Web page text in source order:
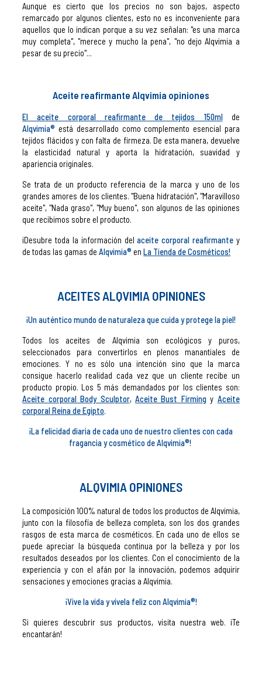
Aunque es cierto que los precios no son bajos, aspecto
remarcado por algunos clientes, esto no es inconveniente para
aquellos que lo indican porque a su vez señalan: "es una marca
muy completa", "merece y mucho la pena", "no dejo Alqvimia a
pesar de su precio"...
Aceite reafirmante Alqvimia opiniones
El aceite corporal reafirmante de tejidos 150mlde
Alqvimia® está desarrollado como complemento esencial para
tejidos flácidos y con falta de firmeza. De esta manera, devuelve
la elasticidad natural y aporta la hidratación, suavidad y
apariencia originales.
Se trata de un producto referencia de la marca y uno de los
grandes amores de los clientes. "Buena hidratación", "Maravilloso
aceite", "Nada graso", "Muy bueno", son algunos de las opiniones
que recibimos sobre el producto.
¡Desubre toda la información delaceite corporal reafirmantey
de todas las gamas deAlqvimia® enLa Tienda de Cosméticos!
ACEITES ALQVIMIA OPINIONES
¡Un auténtico mundo de naturaleza que cuida y protege la piel!
Todos los aceites de Alqvimia son ecológicos y puros,
seleccionados para convertirlos en plenos manantiales de
emociones. Y no es sólo una intención sino que la marca
consigue hacerlo realidad cada vez que un cliente recibe un
producto propio. Los 5 más demandados por los clientes son:
Aceite corporal Body Sculptor,Aceite Bust Firming y Aceite
corporal Reina de Egipto.
¡La felicidad diaria de cada uno de nuestro clientes con cada
fragancia y cosmético de Alqvimia®!
ALQVIMIA OPINIONES
La composición 100% natural de todos los productos de Alqvimia,
junto con la filosofía de belleza completa, son los dos grandes
rasgos de esta marca de cosméticos. En cada uno de ellos se
puede apreciar la búsqueda continua por la belleza y por los
resultados deseados por los clientes. Con el conocimiento de la
experiencia y con el afán por la innovación, podemos adquirir
sensaciones y emociones gracias a Alqvimia.
¡Vive la vida y vívela feliz con Alqvimia®!
Si quieres descubrir sus productos, visita nuestra web. ¡Te
encantarán!